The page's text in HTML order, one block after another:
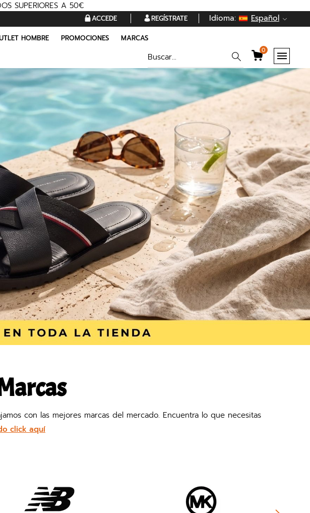
SUPERIORES A 50€
ACCEDE REGÍSTRATE Idioma: Español
HOMBRE PROMOCIONES MARCAS
0
con las mejores marcas del mercado. Encuentra lo que necesitas
click aquí